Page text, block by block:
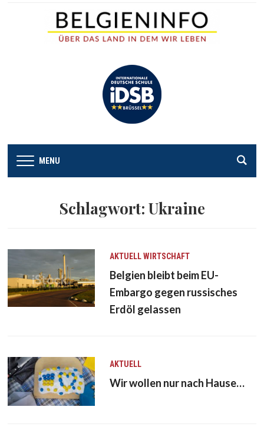
MENU
Schlagwort: Ukraine
AKTUELLWIRTSCHAFT
Belgien bleibt beim EU-
Embargo gegen russisches
Erdöl gelassen
AKTUELL
Wir wollen nur nach Hause…